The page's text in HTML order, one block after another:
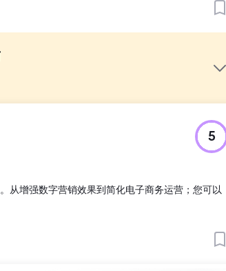
域相关的关键搜索中排名不佳，导致错失了吸引新
化：确定 Kotak Law 专业知识的高价值术语，并将
。通过网站产生的合格潜在客户数量增加
5
从增强数字营销效果到简化电子商务运营；您可以